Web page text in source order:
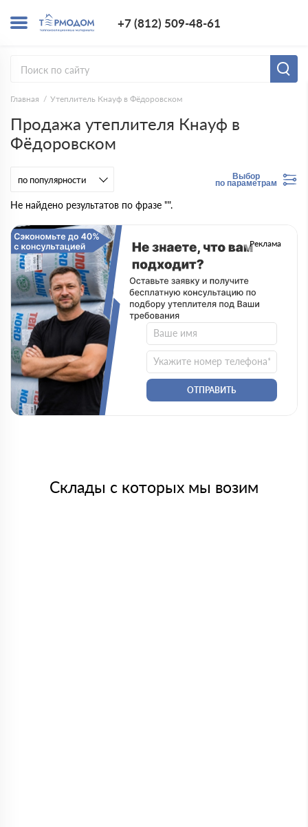
+7 (812) 509-48-61
Главная Утеплитель Кнауф в Фёдоровском
Продажа утеплителя Кнауф в
Фёдоровском
Выбор
по параметрам
Не найдено результатов по фразе "".
Реклама
ОТПРАВИТЬ
Склады с которых мы возим